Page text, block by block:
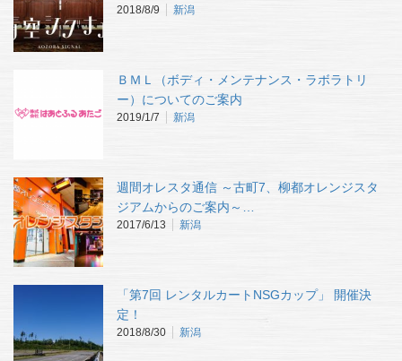
2018/8/9 新潟
ＢＭＬ（ボディ・メンテナンス・ラボラトリ
ー）についてのご案内
2019/1/7 新潟
週間オレスタ通信 ～古町7、柳都オレンジスタ
ジアムからのご案内～…
2017/6/13 新潟
「第7回 レンタルカートNSGカップ」 開催決
定！
2018/8/30 新潟